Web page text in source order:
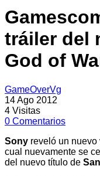
tráiler del
God of
GameOverVg
14 Ago 2012
4 Visitas
0 Comentarios
Sony reveló un nuevo
cual nuevamente se
del nuevo título de